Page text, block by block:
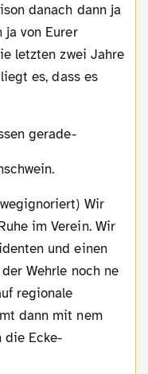
danach dann ja
ja von Eurer
letzten zwei Jahre
es, dass es
gerade-
Wir
im Verein. Wir
und einen
Wehrle noch ne
regionale
dann mit nem
die Ecke-